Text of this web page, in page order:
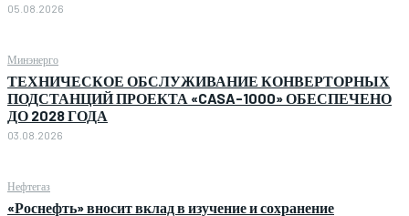
05.08.2026
Минэнерго
ТЕХНИЧЕСКОЕ ОБСЛУЖИВАНИЕ КОНВЕРТОРНЫХ
ПОДСТАНЦИЙ ПРОЕКТА «CASA-1000» ОБЕСПЕЧЕНО
ДО 2028 ГОДА
03.08.2026
Нефтегаз
«Роснефть» вносит вклад в изучение и сохранение